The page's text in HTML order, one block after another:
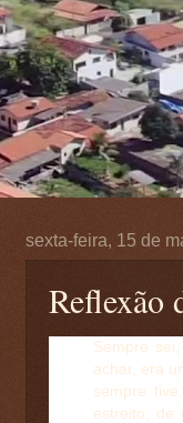
sexta-feira, 15 de
Reflexão
Sempre
achar, era
sempre
estreito, de